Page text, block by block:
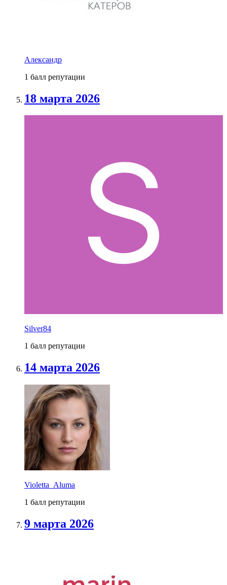
Александр
1 балл репутации
18 марта 2026
Silver84
1 балл репутации
14 марта 2026
Violetta_Aluma
1 балл репутации
9 марта 2026